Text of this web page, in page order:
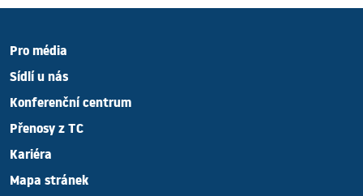
Pro média
Sídlí u nás
Konferenční centrum
Přenosy z TC
Kariéra
Mapa stránek